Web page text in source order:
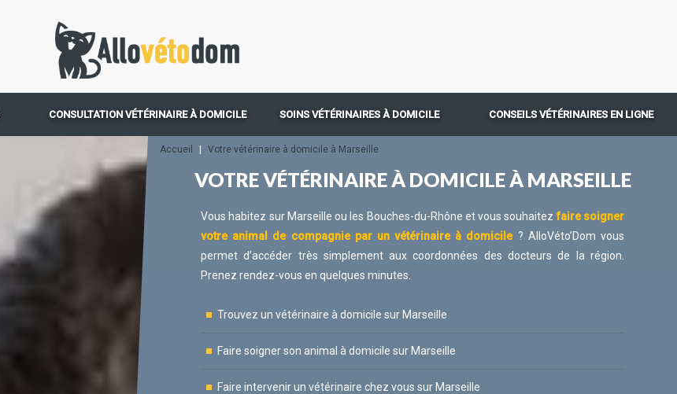
CONSULTATION VÉTÉRINAIRE À DOMICILE SOINS VÉTÉRINAIRES À DOMICILE CONSEILS VÉTÉRINAIRES EN LIGNE
Accueil | Votre vétérinaire à domicile à Marseille
VOTRE VÉTÉRINAIRE À DOMICILE À MARSEILLE
Vous habitez sur Marseille ou les Bouches-du-Rhône et vous souhaitez faire soigner
votre animal de compagnie par un vétérinaire à domicile? AlloVéto’Dom vous
permet d’accéder très simplement aux coordonnées des docteurs de la région.
Prenez rendez-vous en quelques minutes.
Trouvez un vétérinaire à domicile sur Marseille
Faire soigner son animal à domicile sur Marseille
Faire intervenir un vétérinaire chez vous sur Marseille